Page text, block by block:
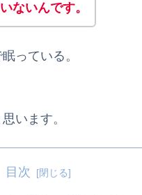
ないんです。
っている。
います。
目次